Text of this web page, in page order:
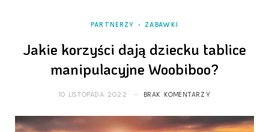
PARTNERZY ZABAWKI
Jakie korzyści dają dziecku tablice
manipulacyjne Woobiboo?
10 LISTOPADA 2022 BRAK KOMENTARZY